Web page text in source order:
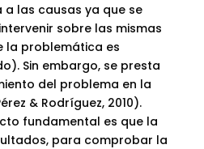
las causas ya que se
sobre las mismas
la problemática es
Sin embargo, se presta
del problema en la
& Rodríguez, 2010).
fundamental es que la
para comprobar la